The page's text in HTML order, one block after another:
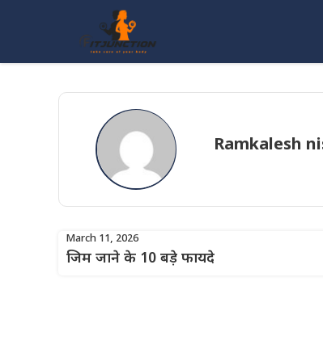
Ramkalesh
March 11, 2026
जिम जाने के 10 बड़े फायदे